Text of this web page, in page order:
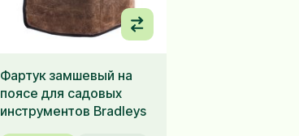
Фартук замшевый на
поясе для садовых
инструментов Bradleys